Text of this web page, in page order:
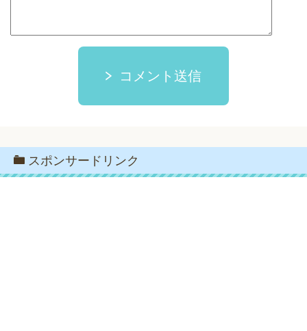
コメント送信
スポンサードリンク